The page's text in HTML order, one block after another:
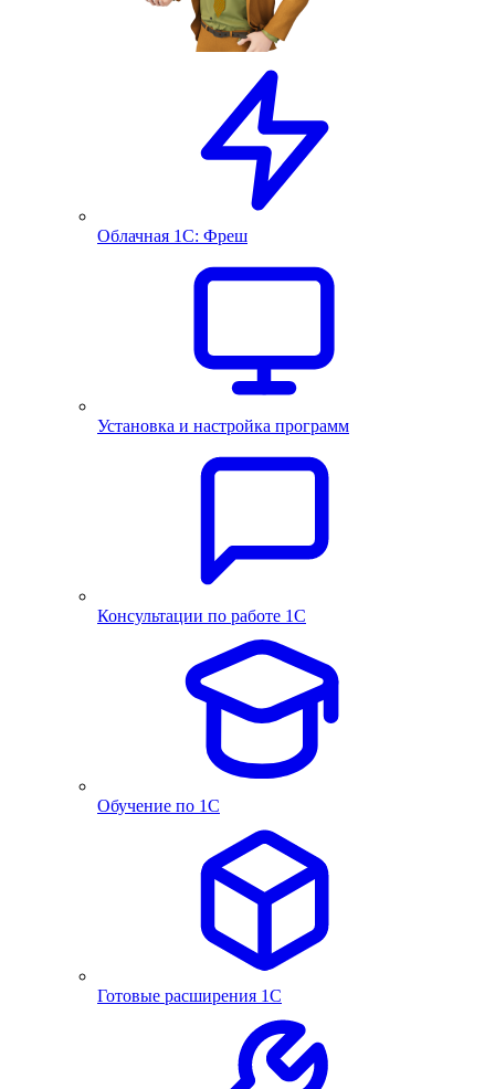
Облачная 1С: Фреш
Установка и настройка программ
Консультации по работе 1С
Обучение по 1С
Готовые расширения 1С